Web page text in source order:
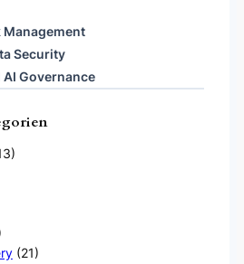
Management
Security
Governance
(21)